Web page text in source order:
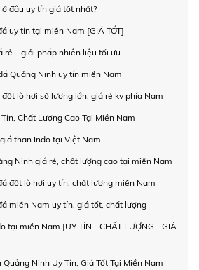
đâu uy tín giá tốt nhất?
uy tín tại miền Nam [GIÁ TỐT]
rẻ – giải pháp nhiên liệu tối ưu
Quảng Ninh uy tín miền Nam
lò hơi số lượng lớn, giá rẻ kv phía Nam
Chất Lượng Cao Tại Miền Nam
than Indo tại Việt Nam
Ninh giá rẻ, chất lượng cao tại miền Nam
đốt lò hơi uy tín, chất lượng miền Nam
miền Nam uy tín, giá tốt, chất lượng
tại miền Nam [UY TÍN - CHẤT LƯỢNG - GIÁ
Ninh Uy Tín, Giá Tốt Tại Miền Nam